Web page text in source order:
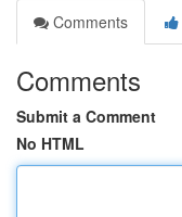
Comments
Comments
Submit a Comment
No HTML